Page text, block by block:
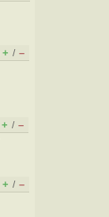
+ / –
+ / –
+ / –